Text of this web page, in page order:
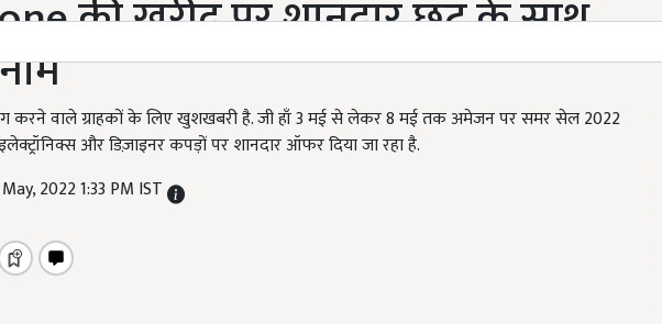
की खरीद पर शानदार छूट के साथ
करने वाले ग्राहकों के लिए खुशखबरी है. जी हाँ 3 मई से लेकर 8 मई तक अमेजन पर समर सेल 2022
और डिज़ाइनर कपड़ों पर शानदार ऑफर दिया जा रहा है.
2022 1:33 PM IST